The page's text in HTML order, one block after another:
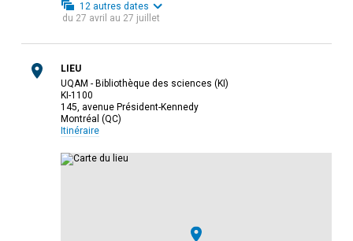
12 autres dates
du 27 avril au 27 juillet
LIEU
UQAM - Bibliothèque des sciences (KI)
KI-1100
145, avenue Président-Kennedy
Montréal (QC)
Itinéraire